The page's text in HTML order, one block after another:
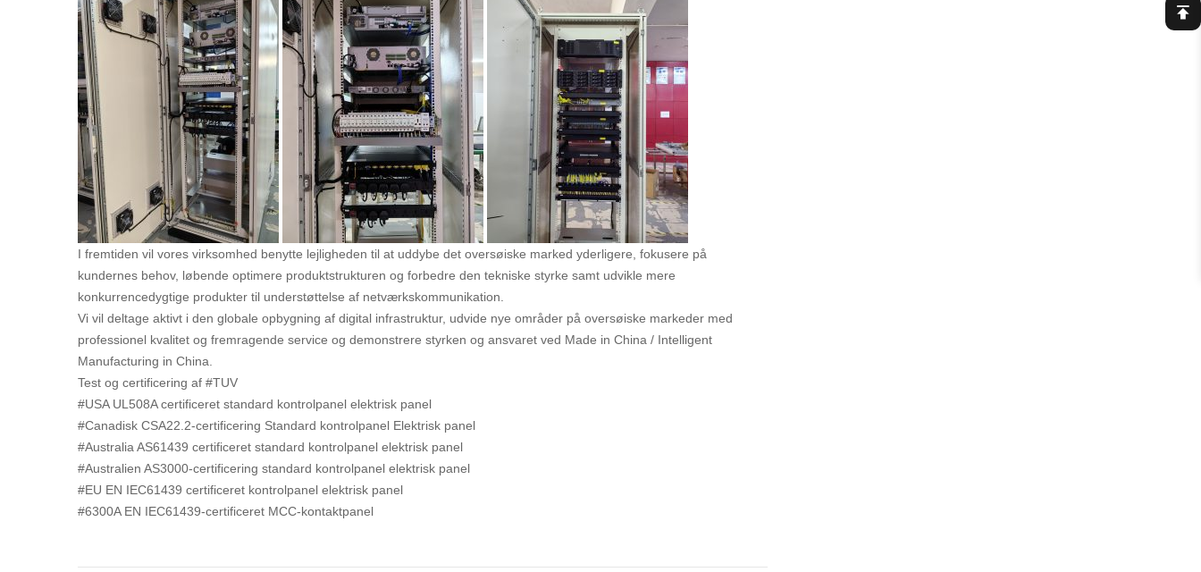
I fremtiden vil vores virksomhed benytte lejligheden til at uddybe det oversøiske marked yderligere, fokusere på
kundernes behov, løbende optimere produktstrukturen og forbedre den tekniske styrke samt udvikle mere
konkurrencedygtige produkter til understøttelse af netværkskommunikation.
Vi vil deltage aktivt i den globale opbygning af digital infrastruktur, udvide nye områder på oversøiske markeder med
professionel kvalitet og fremragende service og demonstrere styrken og ansvaret ved Made in China / Intelligent
Manufacturing in China.
Test og certificering af #TUV
#USA UL508A certificeret standard kontrolpanel elektrisk panel
#Canadisk CSA22.2-certificering Standard kontrolpanel Elektrisk panel
#Australia AS61439 certificeret standard kontrolpanel elektrisk panel
#Australien AS3000-certificering standard kontrolpanel elektrisk panel
#EU EN IEC61439 certificeret kontrolpanel elektrisk panel
#6300A EN IEC61439-certificeret MCC-kontaktpanel